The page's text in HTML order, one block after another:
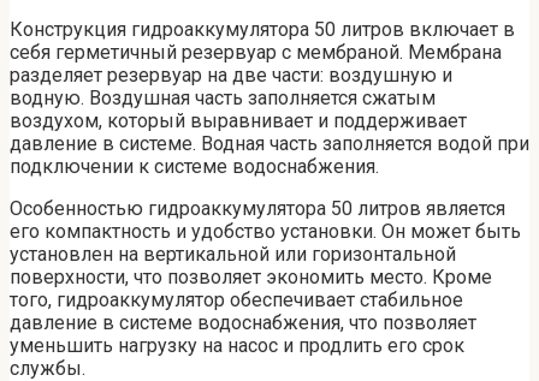
Конструкция гидроаккумулятора 50 литров включает в
себя герметичный резервуар с мембраной. Мембрана
разделяет резервуар на две части: воздушную и
водную. Воздушная часть заполняется сжатым
воздухом, который выравнивает и поддерживает
давление в системе. Водная часть заполняется водой при
подключении к системе водоснабжения.
Особенностью гидроаккумулятора 50 литров является
его компактность и удобство установки. Он может быть
установлен на вертикальной или горизонтальной
поверхности, что позволяет экономить место. Кроме
того, гидроаккумулятор обеспечивает стабильное
давление в системе водоснабжения, что позволяет
уменьшить нагрузку на насос и продлить его срок
службы.